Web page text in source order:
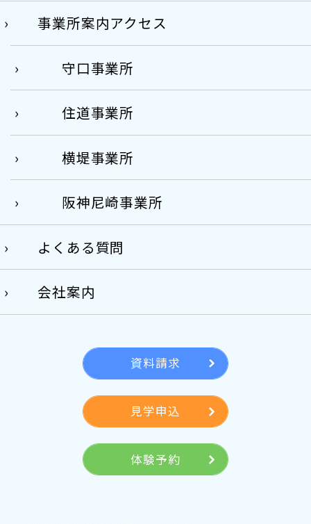
事業所案内アクセス
守口事業所
住道事業所
横堤事業所
阪神尼崎事業所
よくある質問
会社案内
資料請求
見学申込
体験予約